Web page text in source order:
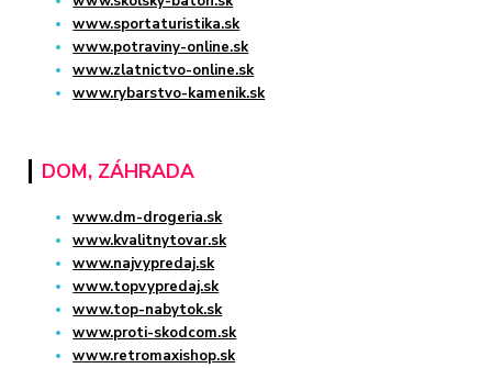
www.sportaturistika.sk
www.potraviny-online.sk
www.zlatnictvo-online.sk
www.rybarstvo-kamenik.sk
DOM, ZÁHRADA
www.dm-drogeria.sk
www.kvalitnytovar.sk
www.najvypredaj.sk
www.topvypredaj.sk
www.top-nabytok.sk
www.proti-skodcom.sk
www.retromaxishop.sk